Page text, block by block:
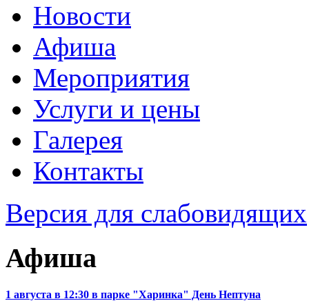
Новости
Афиша
Мероприятия
Услуги и цены
Галерея
Контакты
Версия для слабовидящих
Афиша
1 августа в 12:30 в парке "Харинка" День Нептуна